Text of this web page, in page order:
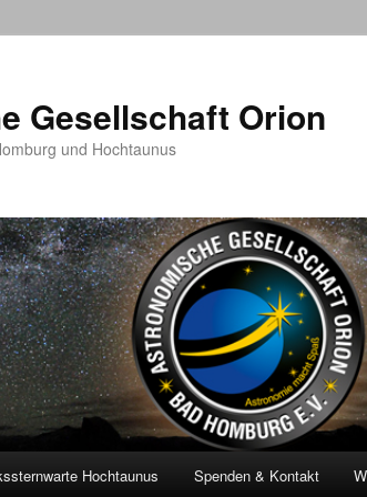
Gesellschaft Orion
und Hochtaunus
Hochtaunus Spenden & Kontakt